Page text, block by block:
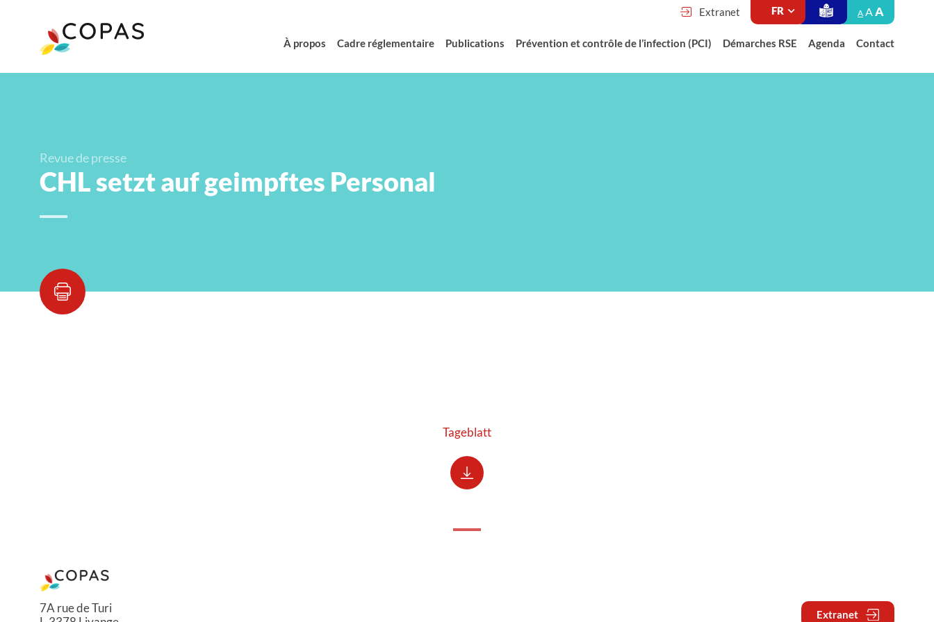
Extranet A AA
À propos Cadre réglementaire Publications Prévention et contrôle de l’infection (PCI) Démarches RSE Agenda Contact
Revue de presse
CHL setzt auf geimpftes Personal
Tageblatt
7A rue de Turi
Extranet